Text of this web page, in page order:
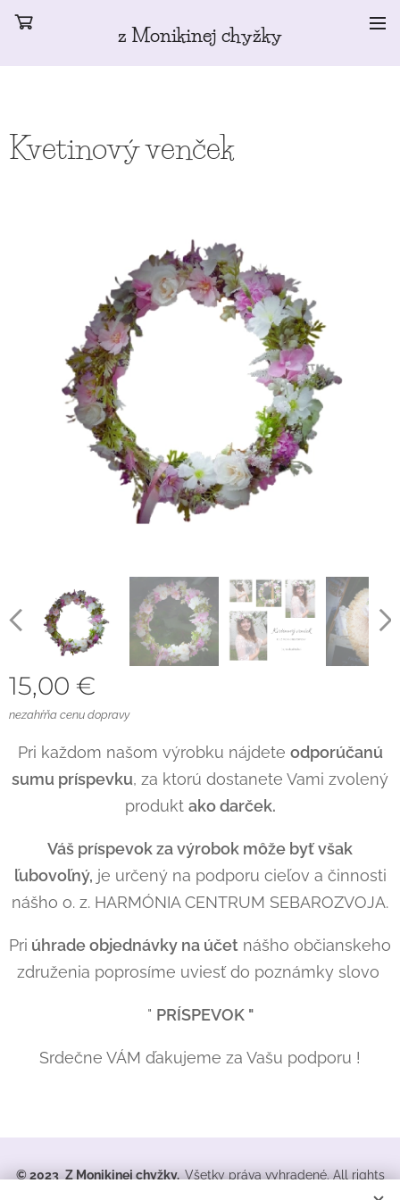
z Monikinej chyžky
Kvetinový venček
15,00 €
nezahŕňa cenu dopravy
Pri každom našom výrobku nájdete odporúčanú
sumu príspevku, za ktorú dostanete Vami zvolený
produkt ako darček.
Váš príspevok za výrobok môže byť však
ľubovoľný, je určený na podporu cieľov a činnosti
nášho o. z. HARMÓNIA CENTRUM SEBAROZVOJA.
Pri úhrade objednávky na účet nášho občianskeho
združenia poprosíme uviesť do poznámky slovo
" PRÍSPEVOK "
Srdečne VÁM ďakujeme za Vašu podporu !
© 2023 Z Monikinej chyžky. Všetky práva vyhradené. All rights